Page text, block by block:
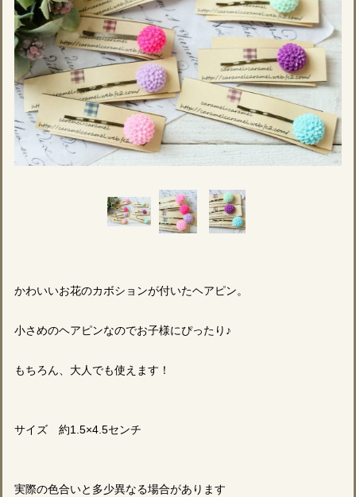
かわいいお花のカボションが付いたヘアピン。
小さめのヘアピンなのでお子様にぴったり♪
もちろん、大人でも使えます！
サイズ 約1.5×4.5センチ
実際の色合いと多少異なる場合があります